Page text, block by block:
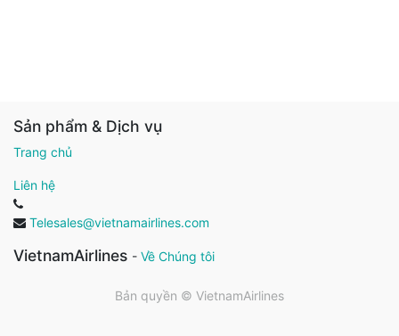
Sản phẩm & Dịch vụ
Trang chủ
Liên hệ
Telesales@vietnamairlines.com
VietnamAirlines - Về Chúng tôi
Bản quyền © VietnamAirlines